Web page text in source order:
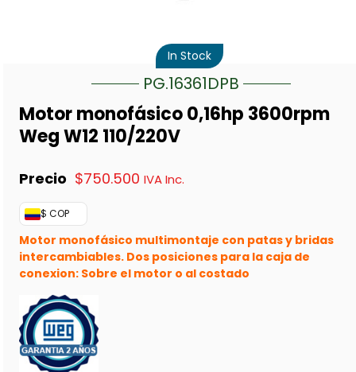
Motor monofásico 0,16hp 3600rpm
Weg W12 110/220V
$750.500 IVA Inc.
$ COP
Motor monofásico multimontaje con patas y bridas
intercambiables. Dos posiciones para la caja de
conexion: Sobre el motor o al costado
In Stock
PG.16361DPB